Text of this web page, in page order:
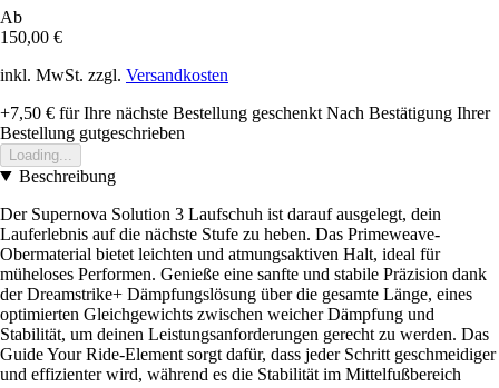
Ab
150,00 €
inkl. MwSt. zzgl. Versandkosten
+7,50 € für Ihre nächste Bestellung geschenkt Nach Bestätigung Ihrer
Bestellung gutgeschrieben
Loading...
Beschreibung
Der Supernova Solution 3 Laufschuh ist darauf ausgelegt, dein
Lauferlebnis auf die nächste Stufe zu heben. Das Primeweave-
Obermaterial bietet leichten und atmungsaktiven Halt, ideal für
müheloses Performen. Genieße eine sanfte und stabile Präzision dank
der Dreamstrike+ Dämpfungslösung über die gesamte Länge, eines
optimierten Gleichgewichts zwischen weicher Dämpfung und
Stabilität, um deinen Leistungsanforderungen gerecht zu werden. Das
Guide Your Ride-Element sorgt dafür, dass jeder Schritt geschmeidiger
und effizienter wird, während es die Stabilität im Mittelfußbereich